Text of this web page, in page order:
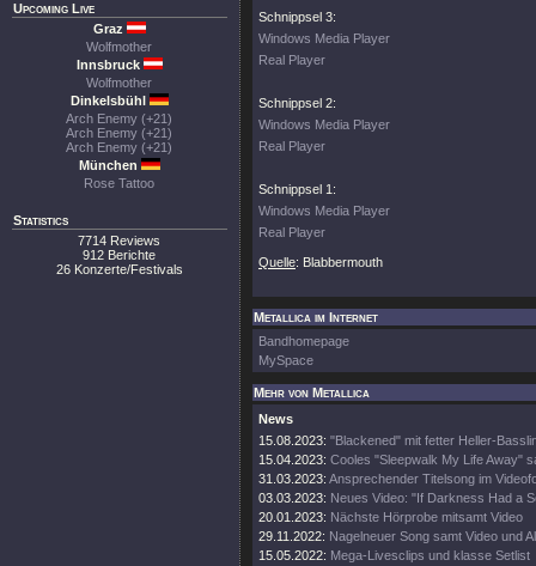
Upcoming Live
Graz
Wolfmother
Innsbruck
Wolfmother
Dinkelsbühl
Arch Enemy (+21)
Arch Enemy (+21)
Arch Enemy (+21)
München
Rose Tattoo
Statistics
7714 Reviews
912 Berichte
26 Konzerte/Festivals
Schnippsel 3:
Windows Media Player
Real Player
Schnippsel 2:
Windows Media Player
Real Player
Schnippsel 1:
Windows Media Player
Real Player
Quelle: Blabbermouth
Metallica im Internet
Bandhomepage
MySpace
Mehr von Metallica
News
15.08.2023: "Blackened" mit fetter Heller-
15.04.2023: Cooles "Sleepwalk My Life Away"
31.03.2023: Ansprechender Titelsong im
03.03.2023: Neues Video: "If Darkness Had a
20.01.2023: Nächste Hörprobe mitsamt Video
29.11.2022: Nagelneuer Song samt Video und
15.05.2022: Mega-Livesclips und klasse Setlist